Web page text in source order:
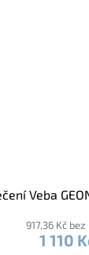
Veba
917,36 Kč bez
1 110